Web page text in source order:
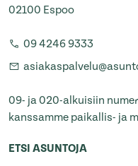
02100 Espoo
09 4246 9333
09- ja 020-alkuisiin
kanssamme paikallis- ja
ETSI ASUNTOJA